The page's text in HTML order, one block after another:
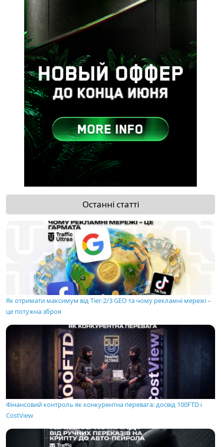
Останні статті
Як отримати максимум від Tier-2/3 GEO та чому рекламні мережі –
це потужна зброя
Фінансовий контроль як конкурентна перевага: досвід 100FTD і
CostView